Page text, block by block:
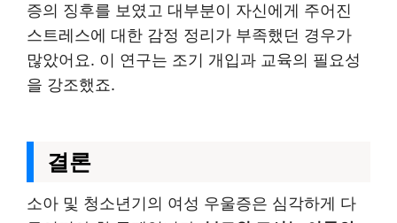
증의 징후를 보였고 대부분이 자신에게 주어진
스트레스에 대한 감정 정리가 부족했던 경우가
많았어요. 이 연구는 조기 개입과 교육의 필요성
을 강조했죠.
결론
소아 및 청소년기의 여성 우울증은 심각하게 다